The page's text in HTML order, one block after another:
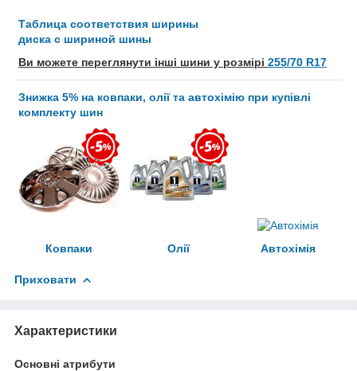
Таблица соответствия ширины
диска с шириной шины
Ви можете переглянути інші шини у розмірі 255/70 R17
Знижка 5% на ковпаки, олії та автохімію при купівлі
комплекту шин
Ковпаки Олії Автохімія
Приховати
Характеристики
Основні атрибути